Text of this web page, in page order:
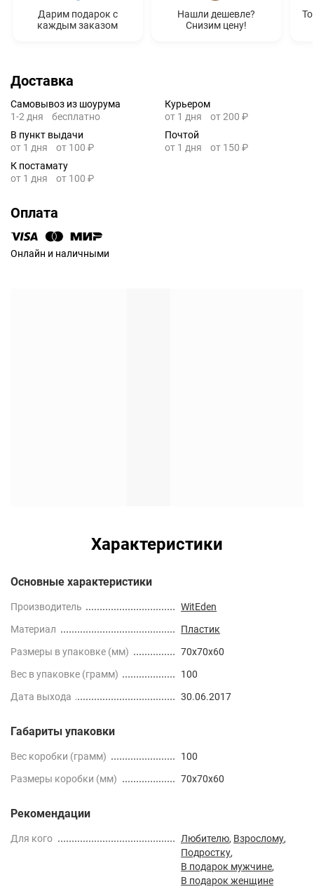
Дарим подарок с
каждым заказом
Нашли дешевле?
Снизим цену!
Доставка
Самовывоз из шоурума
1-2 дня
бесплатно
Курьером
от 1 дня
от 200 ₽
В пункт выдачи
от 1 дня
от 100 ₽
Почтой
от 1 дня
от 150 ₽
К постамату
от 1 дня
от 100 ₽
Оплата
Онлайн и наличными
Характеристики
Основные характеристики
Производитель
WitEden
Материал
Пластик
Размеры в упаковке (мм)
70x70x60
Вес в упаковке (грамм)
100
Дата выхода
30.06.2017
Габариты упаковки
Вес коробки (грамм)
100
Размеры коробки (мм)
70x70x60
Рекомендации
Для кого Любителю, Взрослому,
Подростку,
В подарок мужчине,
В подарок женщине